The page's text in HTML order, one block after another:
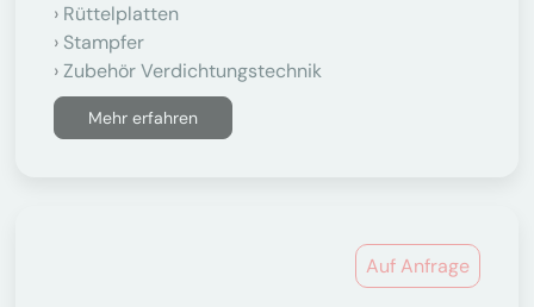
Rüttelplatten
Stampfer
Zubehör Verdichtungstechnik
Mehr erfahren
Auf Anfrage